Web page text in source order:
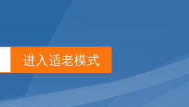
进入适老模式